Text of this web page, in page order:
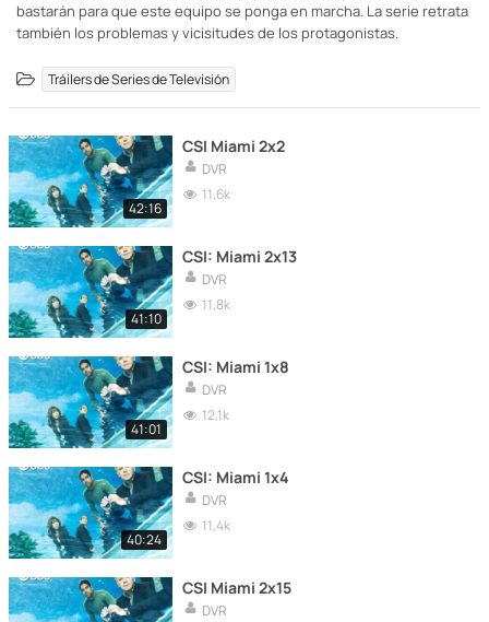
bastarán para que este equipo se ponga en marcha. La serie retrata
también los problemas y vicisitudes de los protagonistas.
Tráilers de Series de Televisión
42:16
CSI Miami 2x2
DVR
11,6k
41:10
CSI: Miami 2x13
DVR
11,8k
41:01
CSI: Miami 1x8
DVR
12,1k
40:24
CSI: Miami 1x4
DVR
11,4k
CSI Miami 2x15
DVR